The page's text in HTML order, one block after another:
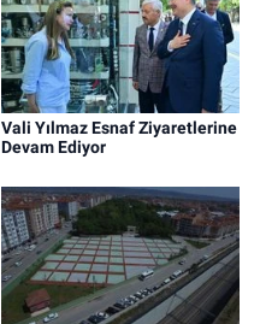
Vali Yılmaz Esnaf Ziyaretlerine
Devam Ediyor